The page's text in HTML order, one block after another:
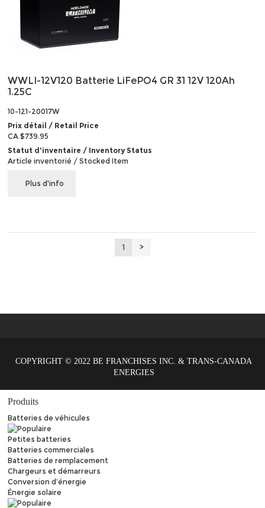
WWLI-12V120 Batterie LiFePO4 GR 31 12V 120Ah
1.25C
10-121-20017W
Prix détail / Retail Price
CA $739.95
Statut d'inventaire / Inventory Status
Article inventorié / Stocked Item
Plus d'info
1 >
Produits
Batteries de véhicules
Petites batteries
Batteries commerciales
Batteries de remplacement
Chargeurs et démarreurs
Conversion d’énergie
Énergie solaire
COPYRIGHT © 2022 BE FRANCHISES INC. & TRANS-CANADA
ENERGIES